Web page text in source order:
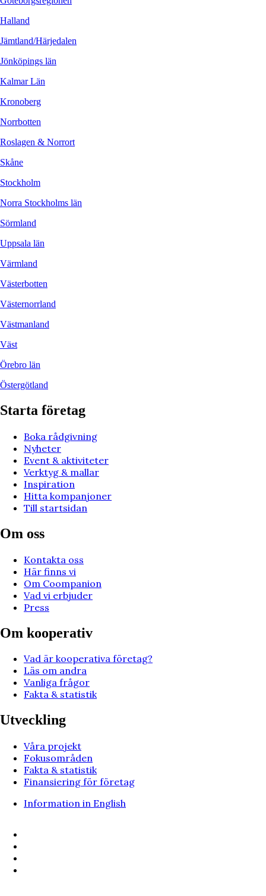
Halland
Jämtland/Härjedalen
Jönköpings län
Kalmar Län
Kronoberg
Norrbotten
Roslagen & Norrort
Skåne
Stockholm
Norra Stockholms län
Sörmland
Uppsala län
Värmland
Västerbotten
Västernorrland
Västmanland
Väst
Örebro län
Östergötland
Starta företag
Boka rådgivning
Nyheter
Event & aktiviteter
Verktyg & mallar
Inspiration
Hitta kompanjoner
Till startsidan
Om oss
Kontakta oss
Här finns vi
Om Coompanion
Vad vi erbjuder
Press
Om kooperativ
Vad är kooperativa företag?
Läs om andra
Vanliga frågor
Fakta & statistik
Utveckling
Våra projekt
Fokusområden
Fakta & statistik
Finansiering för företag
Information in English